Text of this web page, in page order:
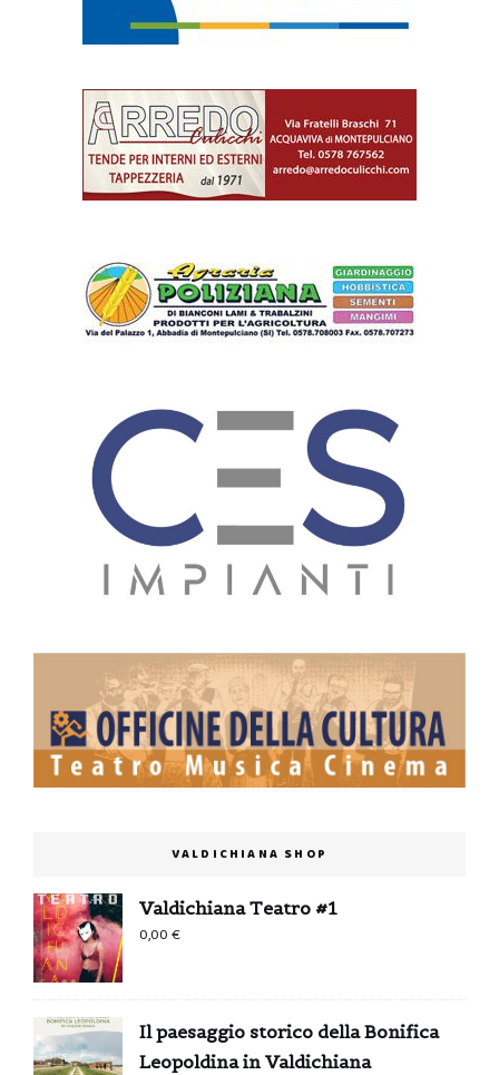
VALDICHIANA SHOP
Valdichiana Teatro #1
0,00€
Il paesaggio storico della Bonifica
Leopoldina in Valdichiana